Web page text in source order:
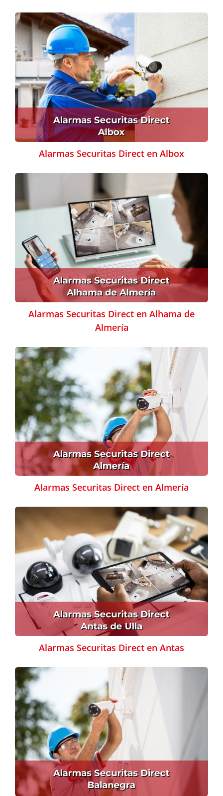
Alarmas Securitas Direct en Albox
Alarmas Securitas Direct en Alhama de
Almería
Alarmas Securitas Direct en Almería
Alarmas Securitas Direct en Antas